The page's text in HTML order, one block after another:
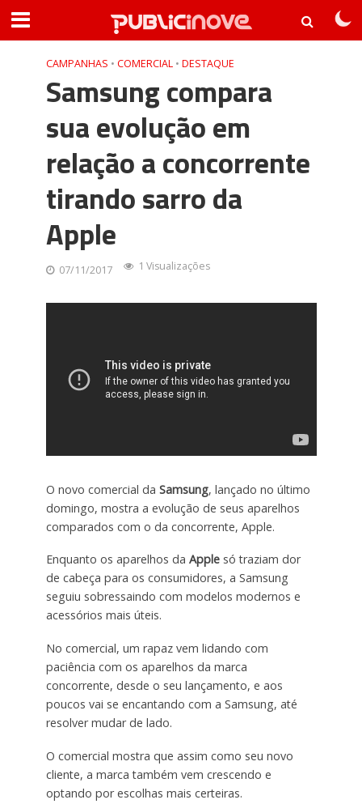
CAMPANHAS • COMERCIAL • DESTAQUE
Samsung compara
sua evolução em
relação a concorrente
tirando sarro da
Apple
07/11/2017 1 Visualizações
O novo comercial da Samsung, lançado no último
domingo, mostra a evolução de seus aparelhos
comparados com o da concorrente, Apple.
Enquanto os aparelhos da Applesó traziam dor
de cabeça para os consumidores, a Samsung
seguiu sobressaindo com modelos modernos e
acessórios mais úteis.
No comercial, um rapaz vem lidando com
paciência com os aparelhos da marca
concorrente, desde o seu lançamento, e aos
poucos vai se encantando com a Samsung, até
resolver mudar de lado.
O comercial mostra que assim como seu novo
cliente, a marca também vem crescendo e
optando por escolhas mais certeiras.